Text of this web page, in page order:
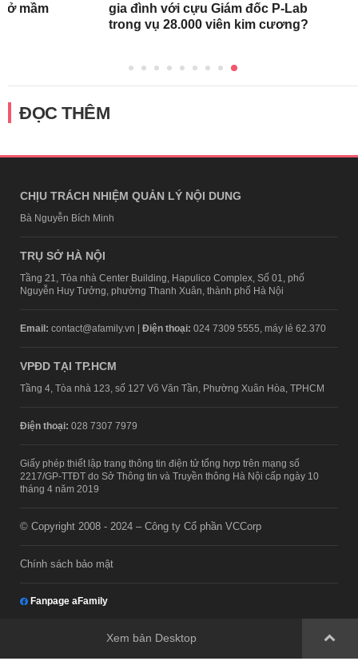
mầm
gia đình với cựu Giám đốc P-Lab
trong vụ 28.000 viên kim cương?
ĐỌC THÊM
CHỊU TRÁCH NHIỆM QUẢN LÝ NỘI DUNG
Bà Nguyễn Bích Minh
TRỤ SỞ HÀ NỘI
Tầng 21, Tòa nhà Center Building, Hapulico Complex, Số 01, phố
Nguyễn Huy Tưởng, phường Thanh Xuân, thành phố Hà Nội
Email: contact@afamily.vn | Điện thoại: 024 7309 5555, máy lẻ 62.370
VPĐD TẠI TP.HCM
Tầng 4, Tòa nhà 123, số 127 Võ Văn Tần, Phường Xuân Hòa, TPHCM
Điện thoại: 028 7307 7979
Giấy phép thiết lập trang thông tin điện tử tổng hợp trên mạng số
2217/GP-TTĐT do Sở Thông tin và Truyền thông Hà Nội cấp ngày 10
tháng 4 năm 2019
© Copyright 2008 - 2024 – Công ty Cổ phần VCCorp
Chính sách bảo mật
Fanpage aFamily
Xem bản Desktop